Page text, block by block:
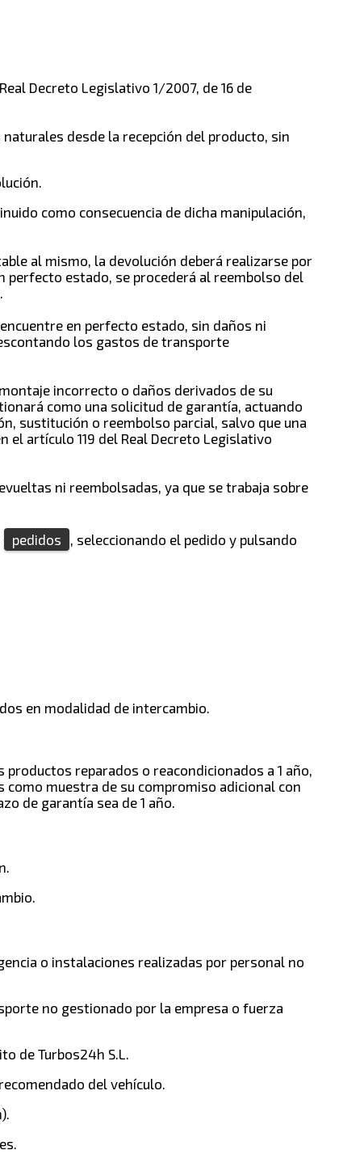
Decreto Legislativo 1/2007, de 16 de
desde la recepción del producto, sin
como consecuencia de dicha manipulación,
al mismo, la devolución deberá realizarse por
perfecto estado, se procederá al reembolso del
en perfecto estado, sin daños ni
los gastos de transporte
incorrecto o daños derivados de su
como una solicitud de garantía, actuando
sustitución o reembolso parcial, salvo que una
artículo 119 del Real Decreto Legislativo
ni reembolsadas, ya que se trabaja sobre
pedidos
, seleccionando el pedido y pulsando
en modalidad de intercambio.
reparados o reacondicionados a 1 año,
como muestra de su compromiso adicional con
de garantía sea de 1 año.
o instalaciones realizadas por personal no
no gestionado por la empresa o fuerza
de Turbos24h S.L.
del vehículo.